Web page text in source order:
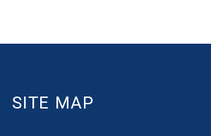
SITE MAP